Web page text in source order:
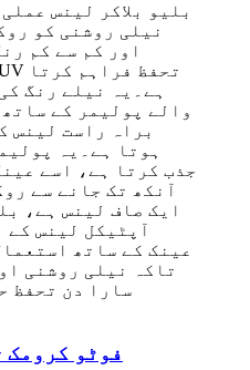
بلیو بلاکر لینس
اور کم سے کم
ہے۔یہ نیلے رنگ
والے پولیمر کے
براہ راست لینس
ہوتا ہے۔یہ
جذب کرتا ہے، اسے
آنکھ تک جانے سے
ایک صاف لینس ہے،
آپٹیکل لینس کے
عینک کے ساتھ
تاکہ نیلی روشنی
سارا دن تحفظ
فوٹو کرومک